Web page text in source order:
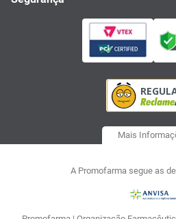
Mais
A Promofarma segue as